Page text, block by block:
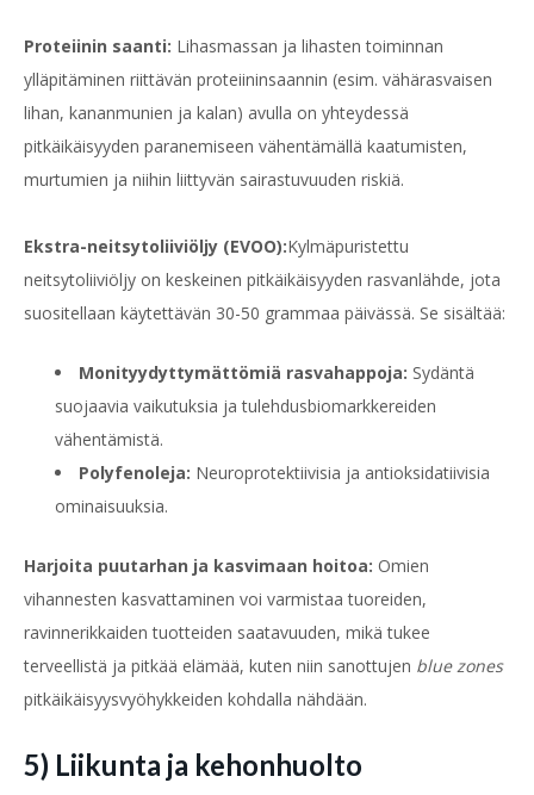
Proteiinin saanti: Lihasmassan ja lihasten toiminnan
ylläpitäminen riittävän proteiininsaannin (esim. vähärasvaisen
lihan, kananmunien ja kalan) avulla on yhteydessä
pitkäikäisyyden paranemiseen vähentämällä kaatumisten,
murtumien ja niihin liittyvän sairastuvuuden riskiä.
Ekstra-neitsytoliiviöljy (EVOO):Kylmäpuristettu
neitsytoliiviöljy on keskeinen pitkäikäisyyden rasvanlähde, jota
suositellaan käytettävän 30-50 grammaa päivässä. Se sisältää:
Monityydyttymättömiä rasvahappoja: Sydäntä
suojaavia vaikutuksia ja tulehdusbiomarkkereiden
vähentämistä.
Polyfenoleja: Neuroprotektiivisia ja antioksidatiivisia
ominaisuuksia.
Harjoita puutarhan ja kasvimaan hoitoa: Omien
vihannesten kasvattaminen voi varmistaa tuoreiden,
ravinnerikkaiden tuotteiden saatavuuden, mikä tukee
terveellistä ja pitkää elämää, kuten niin sanottujen blue zones
pitkäikäisyysvyöhykkeiden kohdalla nähdään.
5) Liikunta ja kehonhuolto